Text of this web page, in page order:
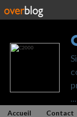
Accueil Contact